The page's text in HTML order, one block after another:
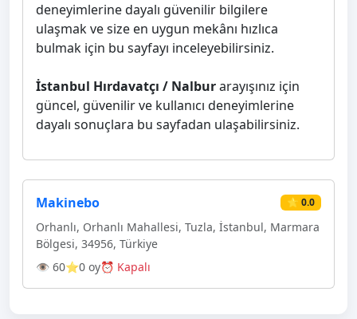
deneyimlerine dayalı güvenilir bilgilere
ulaşmak ve size en uygun mekânı hızlıca
bulmak için bu sayfayı inceleyebilirsiniz.
İstanbul Hırdavatçı / Nalburarayışınız için
güncel, güvenilir ve kullanıcı deneyimlerine
dayalı sonuçlara bu sayfadan ulaşabilirsiniz.
Makinebo ⭐ 0.0
Orhanlı, Orhanlı Mahallesi, Tuzla, İstanbul, Marmara
Bölgesi, 34956, Türkiye
👁 60⭐0 oy⏰ Kapalı